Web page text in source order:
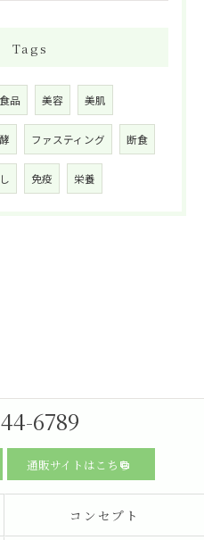
Tags
品 美容 美肌
ファスティング 断食
免疫 栄養
6789
通販サイトはこちら
コンセプト